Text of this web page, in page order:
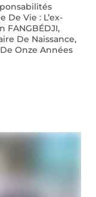
De Vie : L’ex-
FANGBÉDJI,
De Naissance,
Onze Années